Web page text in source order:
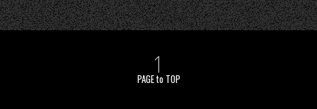
PAGE to TOP